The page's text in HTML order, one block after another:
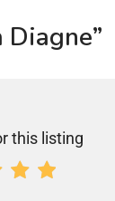
this listing